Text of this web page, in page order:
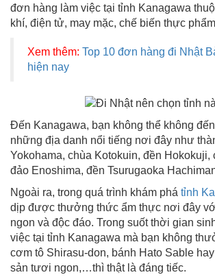
đơn hàng làm việc tại tỉnh Kanagawa
khí, điện tử, may mặc, chế biến thực
Xem thêm: Top 10 đơn hàng đi Nhật
hiện nay
Đến Kanagawa, bạn không thể không
những địa danh nổi tiếng nơi đây như
Yokohama, chùa Kotokuin, đền Hokokuji,
đảo Enoshima, đền Tsurugaoka
Ngoài ra, trong quá trình khám phá tỉnh
dịp được thưởng thức ẩm thực nơi đây
ngon và độc đáo. Trong suốt thời gian
việc tại tỉnh Kanagawa mà bạn không
cơm tô Shirasu-don, bánh Hato Sable
sản tươi ngon,…thì thật là đáng tiếc.